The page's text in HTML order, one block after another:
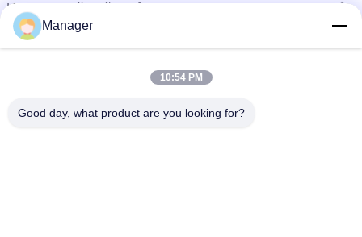
Hơn
Manager
10:54 PM
Good day, what product are you looking for?